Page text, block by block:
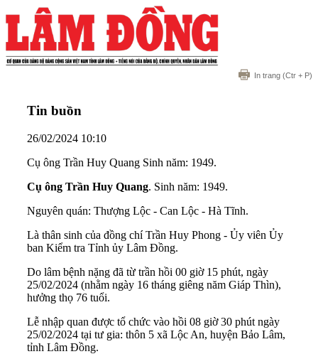
In trang (Ctr + P)
Tin buồn
26/02/2024 10:10
Cụ ông Trần Huy Quang Sinh năm: 1949.
Cụ ông Trần Huy Quang. Sinh năm: 1949.
Nguyên quán: Thượng Lộc - Can Lộc - Hà Tĩnh.
Là thân sinh của đồng chí Trần Huy Phong - Ủy viên Ủy
ban Kiểm tra Tỉnh ủy Lâm Đồng.
Do lâm bệnh nặng đã từ trần hồi 00 giờ 15 phút, ngày
25/02/2024 (nhằm ngày 16 tháng giêng năm Giáp Thìn),
hưởng thọ 76 tuổi.
Lễ nhập quan được tổ chức vào hồi 08 giờ 30 phút ngày
25/02/2024 tại tư gia: thôn 5 xã Lộc An, huyện Bảo Lâm,
tỉnh Lâm Đồng.